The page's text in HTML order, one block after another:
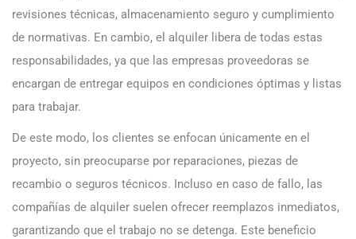
revisiones técnicas, almacenamiento seguro y cumplimiento
de normativas. En cambio, el alquiler libera de todas estas
responsabilidades, ya que las empresas proveedoras se
encargan de entregar equipos en condiciones óptimas y listas
para trabajar.
De este modo, los clientes se enfocan únicamente en el
proyecto, sin preocuparse por reparaciones, piezas de
recambio o seguros técnicos. Incluso en caso de fallo, las
compañías de alquiler suelen ofrecer reemplazos inmediatos,
garantizando que el trabajo no se detenga. Este beneficio